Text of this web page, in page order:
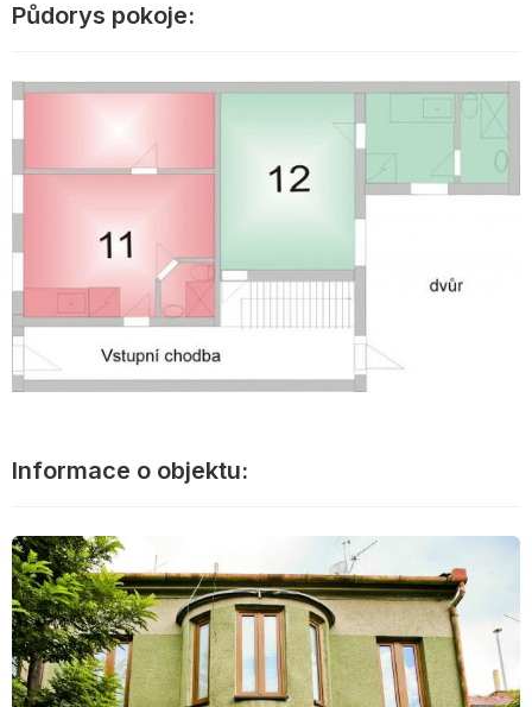
Půdorys pokoje:
Informace o objektu: